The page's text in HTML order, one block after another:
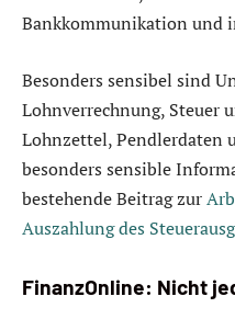
Bankkommunikation und
Besonders sensibel sind
Lohnverrechnung, Steuer
Lohnzettel, Pendlerdaten
besonders sensible
bestehende Beitrag zur
Auszahlung des
FinanzOnline: Nicht